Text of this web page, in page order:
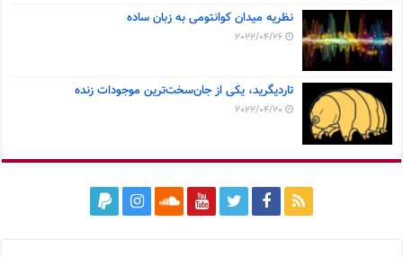
نظریه میدان کوانتومی به زبان ساده
2022/04/26
تاردیگرید، یکی از جان‌سخت‌ترین موجودات زنده
2022/04/20